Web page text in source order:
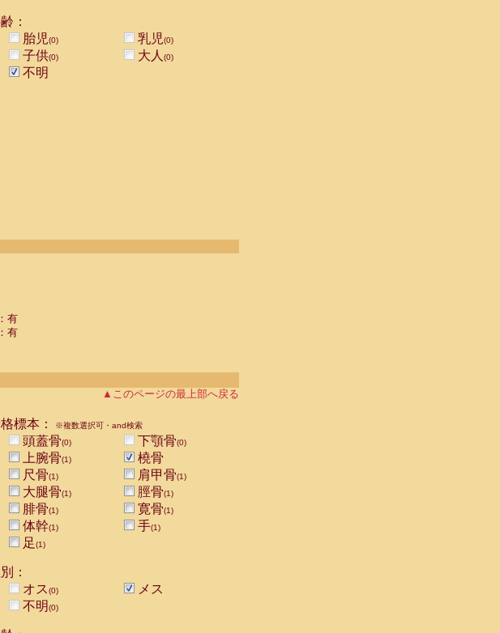
：
胎児(0) 乳児(0)
子供(0) 大人 (0)
不明
有
有
▲このページの最上部へ戻る
標本： ※複数選択可・and検索
頭蓋骨(0) 下顎骨(0)
上腕骨(1)
橈骨
尺骨(1) 肩甲骨(1)
大腿骨(1) 脛骨(1)
腓骨(1) 寛骨(1)
体幹(1) 手(1)
足(1)
：
オス(0)
メス
不明(0)